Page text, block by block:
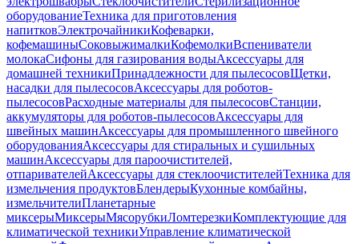
оборудованиеТехника для приготовления
напитковЭлектрочайникиКофеварки,
кофемашиныСоковыжималкиКофемолкиВспениватели
молокаСифоны для газирования водыАксессуары для
домашней техникиПринадлежности для пылесосовЩетки,
насадки для пылесосовАксессуары для роботов-
пылесосовРасходные материалы для пылесосовСтанции,
аккумуляторы для роботов-пылесосовАксессуары для
швейных машинАксессуары для промышленного швейного
оборудованияАксессуары для стиральных и сушильных
машинАксессуары для пароочистителей,
отпаривателейАксессуары для стеклоочистителейТехника для
измельчения продуктовБлендерыКухонные комбайны,
измельчителиПланетарные
миксерыМиксерыМясорубкиЛомтерезкиКомплектующие для
климатической техникиУправление климатической